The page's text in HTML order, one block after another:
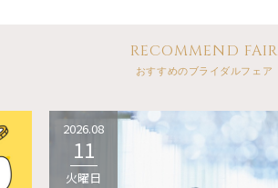
RECOMMEND FAIR
おすすめのブライダルフェア
2026.08
11
火曜日